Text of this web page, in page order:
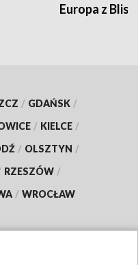
Europa z
/ GDAŃSK /
/ KIELCE /
/ OLSZTYN /
RZESZÓW /
/ WROCŁAW